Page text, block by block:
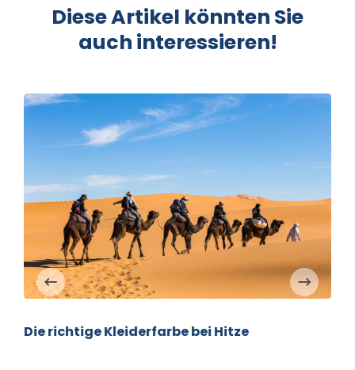
Diese Artikel könnten Sie
auch interessieren!
Die richtige Kleiderfarbe bei Hitze